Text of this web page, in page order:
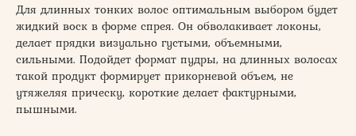
Для длинных тонких волос оптимальным выбором будет
жидкий воск в форме спрея. Он обволакивает локоны,
делает прядки визуально густыми, объемными,
сильными. Подойдет формат пудры, на длинных волосах
такой продукт формирует прикорневой объем, не
утяжеляя прическу, короткие делает фактурными,
пышными.